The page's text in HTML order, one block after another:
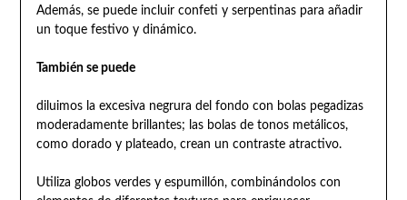
Además, se puede incluir confeti y serpentinas para añadir
un toque festivo y dinámico.
También se puede
diluimos la excesiva negrura del fondo con bolas pegadizas
moderadamente brillantes; las bolas de tonos metálicos,
como dorado y plateado, crean un contraste atractivo.
Utiliza globos verdes y espumillón, combinándolos con